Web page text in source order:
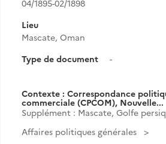
04/1895-02/1898
Lieu
Mascate, Oman
Type de document
-
Contexte : Correspondance
commerciale (CPCOM), Nouvelle...
Supplément : Mascate, Golfe
Affaires politiques générales